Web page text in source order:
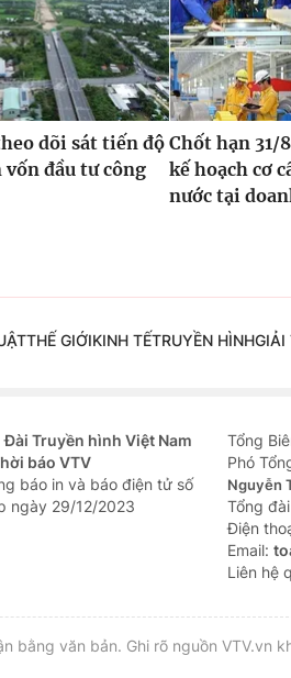
dõi sát tiến độ
đầu tư công
Chốt hạn 31/
kế hoạch cơ
nước tại
THẾ GIỚIKINH TẾTRUYỀN HÌNHGIẢI
Đài Truyền hình Việt Nam
báo VTV
báo in và báo điện tử số
ngày 29/12/2023
Tổng
Phó
Nguyễn
Tổng
Ðiện
Email:
Liên hệ
bằng văn bản. Ghi rõ nguồn VTV.vn